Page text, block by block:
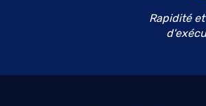
47150 LACAUSSADE
Fermé
Rapidité